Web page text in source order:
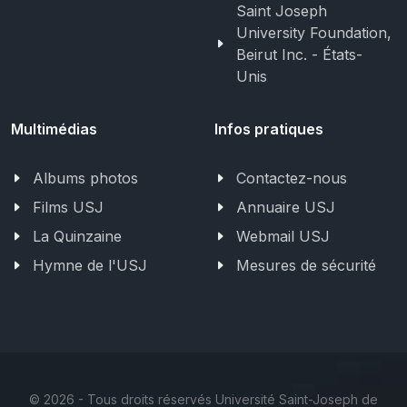
Saint Joseph
University Foundation,
Beirut Inc. - États-
Unis
Multimédias
Albums photos
Films USJ
La Quinzaine
Hymne de l'USJ
Infos pratiques
Contactez-nous
Annuaire USJ
Webmail USJ
Mesures de sécurité
© 2026 - Tous droits réservés Université Saint-Joseph de